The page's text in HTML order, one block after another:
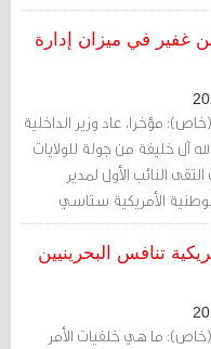
إن الإمارات، حليف بلاده
في الظهر".
بن غفير في ميزان إدارة
مؤخرا، عاد وزير الداخلية
آل خليفة من جولة للولايات
النائب الأول لمدير
الأمريكية ستاسي
معها في حلقة نقاشية عن
بين البلدين، كما التقى راشد
تنافس البحرينيين
(خاص): ما هي خلفيات الأمر